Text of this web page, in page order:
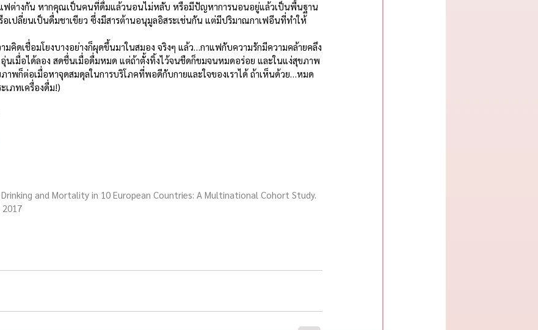
ฟต่างกัน หากคุณเป็นคนที่ดื่มแล้วนอนไม่หลับ หรือมีปัญหาการนอนอยู่แล้วเป็นพื้นฐาน
เปลี่ยนเป็นดื่มชาเขียว ซึ่งมีสารต้านอนุมูลอิสระเช่นกัน แต่มีปริมาณกาเฟอีนที่ทำให้
คิดเชื่อมโยงบางอย่างก็ผุดขึ้นมาในสมอง จริงๆ แล้ว…กาแฟกับความรักมีความคล้ายคลึง
นเมื่อได้ลอง สดชื่นเมื่อดื่มหมด แต่ถ้าตั้งทิ้งไว้จนชืดก็ขมจนหมดอร่อย และในแง่สุขภาพ
าพก็ต่อเมื่อหาจุดสมดุลในการบริโภคที่พอดีกับกายและใจของเราได้ ถ้าเห็นด้วย…หมด
เภทเครื่องดื่ม!)
and Mortality in 10 European Countries: A Multinational Cohort Study.
2017